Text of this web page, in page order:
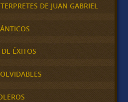
DE JUAN GABRIEL
ÉXITOS